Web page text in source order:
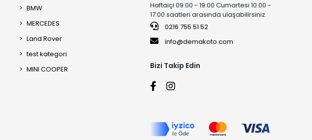
BMW
MERCEDES
Land Rover
test kategori
MINI COOPER
Haftaiçi 09:00 - 19:00 Cumartesi 10:00 -
17:00 saatleri arasında ulaşabilirsiniz.
0216 755 51 52
info@demakoto.com
Bizi Takip Edin